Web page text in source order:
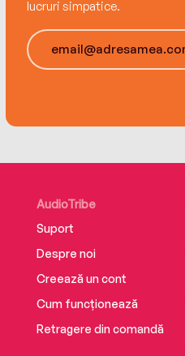
lucruri simpatice.
AudioTribe
Suport
Despre noi
Creează un cont
Cum funcționează
Retragere din comandă